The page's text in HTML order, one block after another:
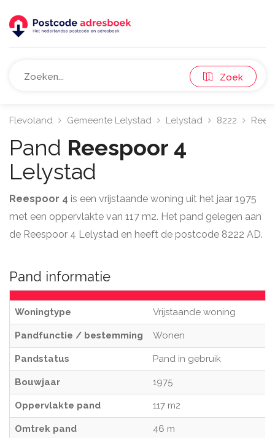
Zoek
Flevoland Gemeente Lelystad Lelystad 8222
Pand Reespoor 4
Lelystad
Reespoor 4 is een vrijstaande woning uit het jaar 1975
met een oppervlakte van 117 m2. Het pand gelegen aan
de Reespoor 4 Lelystad en heeft de postcode 8222 AD.
Pand informatie
Woningtype Vrijstaande woning
Pandfunctie / bestemming Wonen
Pandstatus Pand in gebruik
Bouwjaar 1975
Oppervlakte pand 117 m2
Omtrek pand 46 m